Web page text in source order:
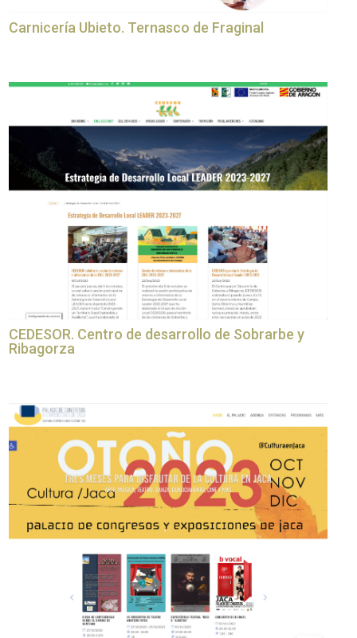
Carnicería Ubieto. Ternasco de Fraginal
CEDESOR. Centro de desarrollo de Sobrarbe y
Ribagorza